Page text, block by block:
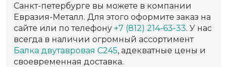
Санкт-петербурге вы можете в компании
Евразия-Металл. Для этого оформите заказ на
сайте или по телефону +7 (812) 214-63-33. У нас
всегда в наличии огромный ассортимент
Балка двутавровая С245, адекватные цены и
своевременная доставка.